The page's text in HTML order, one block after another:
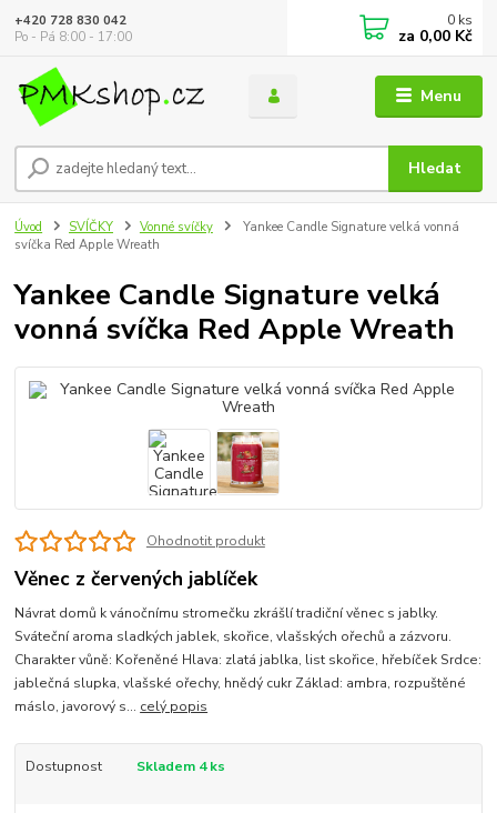
Menu
Hledat
+420 728 830 042
Po - Pá 8:00 - 17:00
0 ks
za 0,00 Kč
Úvod SVÍČKY Vonné svíčky
Yankee Candle Signature velká vonná
svíčka Red Apple Wreath
Yankee Candle Signature velká
vonná svíčka Red Apple Wreath
Ohodnotit produkt
Věnec z červených jablíček
Návrat domů k vánočnímu stromečku zkrášlí tradiční věnec s jablky.
Sváteční aroma sladkých jablek, skořice, vlašských ořechů a zázvoru.
Charakter vůně: Kořeněné Hlava: zlatá jablka, list skořice, hřebíček Srdce:
jablečná slupka, vlašské ořechy, hnědý cukr Základ: ambra, rozpuštěné
máslo, javorový s... celý popis
Dostupnost Skladem 4 ks